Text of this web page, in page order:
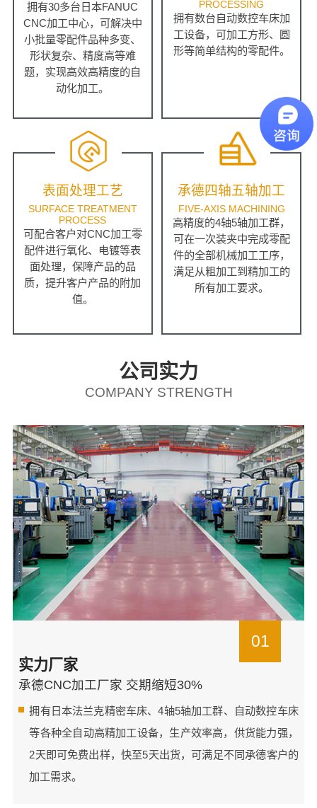
拥有30多台日本FANUC
CNC加工中心，可解决中
小批量零配件品种多变、
形状复杂、精度高等难
题，实现高效高精度的自
动化加工。
PROCESSING
拥有数台自动数控车床加
工设备，可加工方形、圆
形等简单结构的零配件。
表面处理工艺
SURFACE TREATMENT
PROCESS
可配合客户对CNC加工零
配件进行氧化、电镀等表
面处理，保障产品的品
质，提升客户产品的附加
值。
承德四轴五轴加工
FIVE-AXIS MACHINING
高精度的4轴5轴加工群，
可在一次装夹中完成零配
件的全部机械加工工序，
满足从粗加工到精加工的
所有加工要求。
公司实力
COMPANY STRENGTH
01
实力厂家
承德CNC加工厂家 交期缩短30%
拥有日本法兰克精密车床、4轴5轴加工群、自动数控车床
等各种全自动高精加工设备，生产效率高，供货能力强，
2天即可免费出样，快至5天出货，可满足不同承德客户的
加工需求。